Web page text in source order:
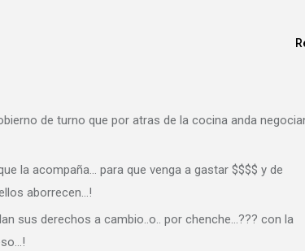
de turno que por atras de la cocina anda
la acompaña… para que venga a gastar $$$$ y de
aborrecen…!
sus derechos a cambio..o.. por chenche…??? con la